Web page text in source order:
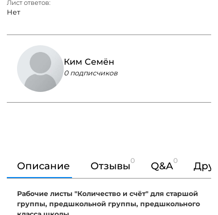
Лист ответов:
Нет
Ким Семён
0 подписчиков
Описание Отзывы0 Q&A0
Рабочие листы "Количество и счёт" для старшой
группы, предшкольной группы, предшкольного